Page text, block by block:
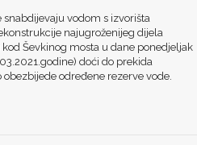
snabdijevaju vodom s izvorišta
najugroženijeg dijela
Ševkinog mosta u dane ponedjeljak
doći do prekida
određene rezerve vode.